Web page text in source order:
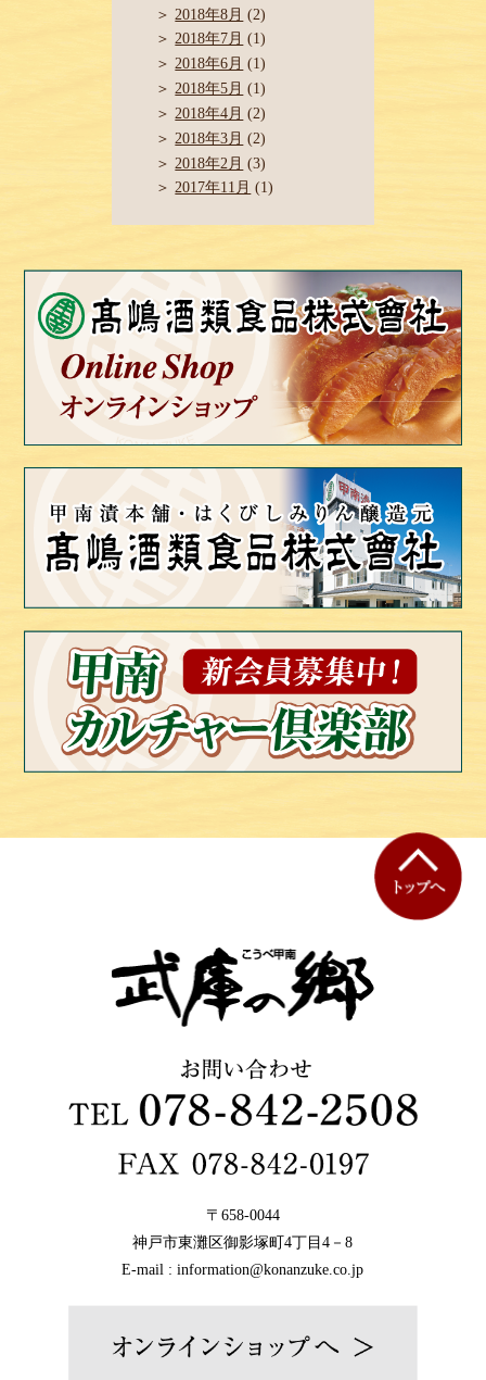
2018年8月 (2)
2018年7月 (1)
2018年6月 (1)
2018年5月 (1)
2018年4月 (2)
2018年3月 (2)
2018年2月 (3)
2017年11月 (1)
〒658-0044
神戸市東灘区御影塚町4丁目4－8
E-mail : information@konanzuke.co.jp